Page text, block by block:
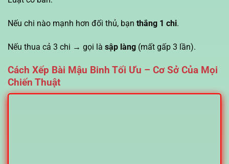
Nếu chi nào mạnh hơn đối thủ, bạn thắng 1 chi.
Nếu thua cả 3 chi → gọi là sập làng (mất gấp 3 lần).
Cách Xếp Bài Mậu Binh Tối Ưu – Cơ Sở Của Mọi
Chiến Thuật